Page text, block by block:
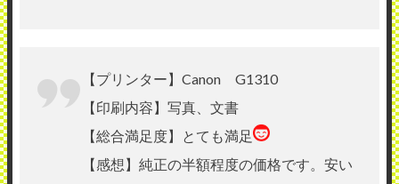
【プリンター】Canon G1310
【印刷内容】写真、文書
【総合満足度】とても満足
【感想】純正の半額程度の価格です。安い